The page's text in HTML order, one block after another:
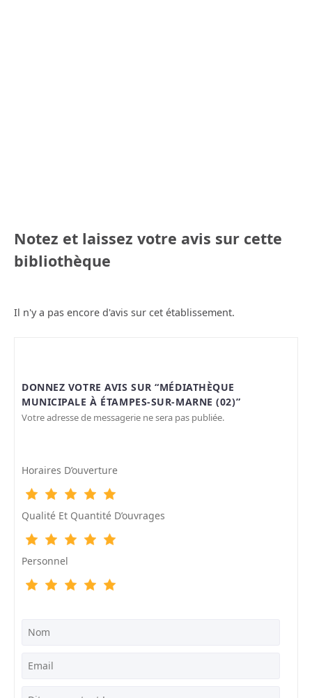
Notez et laissez votre avis sur cette
bibliothèque
Il n'y a pas encore d'avis sur cet établissement.
DONNEZ VOTRE AVIS SUR “MÉDIATHÈQUE
MUNICIPALE À ÉTAMPES-SUR-MARNE (02)”
Votre adresse de messagerie ne sera pas publiée.
Horaires D’ouverture
Qualité Et Quantité D’ouvrages
Personnel